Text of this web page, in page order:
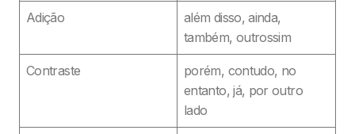
Adição
além disso, ainda,
também, outrossim
Contraste
porém, contudo, no
entanto, já, por outro
lado